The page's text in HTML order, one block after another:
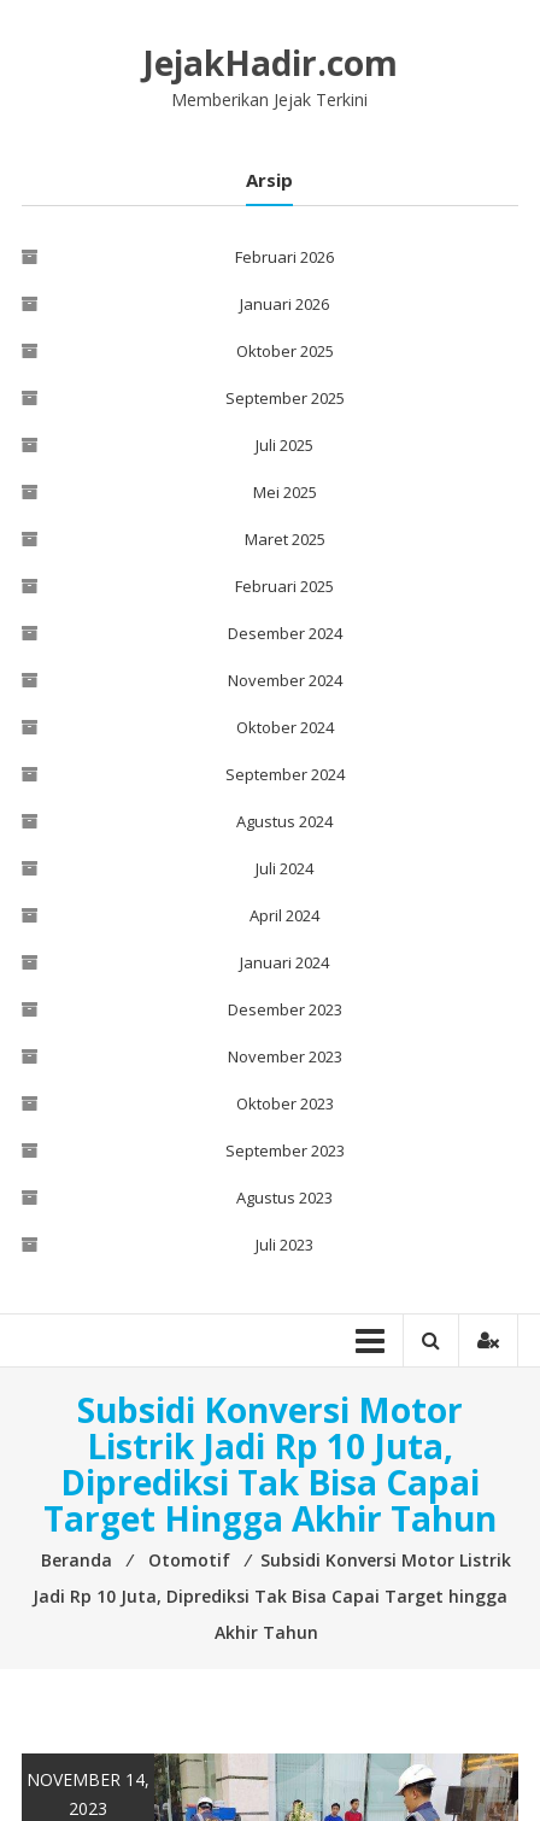
JejakHadir.com
Memberikan Jejak Terkini
Arsip
Februari 2026
Januari 2026
Oktober 2025
September 2025
Juli 2025
Mei 2025
Maret 2025
Februari 2025
Desember 2024
November 2024
Oktober 2024
September 2024
Agustus 2024
Juli 2024
April 2024
Januari 2024
Desember 2023
November 2023
Oktober 2023
September 2023
Agustus 2023
Juli 2023
Subsidi Konversi Motor
Listrik Jadi Rp 10 Juta,
Diprediksi Tak Bisa Capai
Target Hingga Akhir Tahun
Beranda ⁄ Otomotif ⁄ Subsidi Konversi Motor Listrik
Jadi Rp 10 Juta, Diprediksi Tak Bisa Capai Target hingga
Akhir Tahun
NOVEMBER 14,
2023